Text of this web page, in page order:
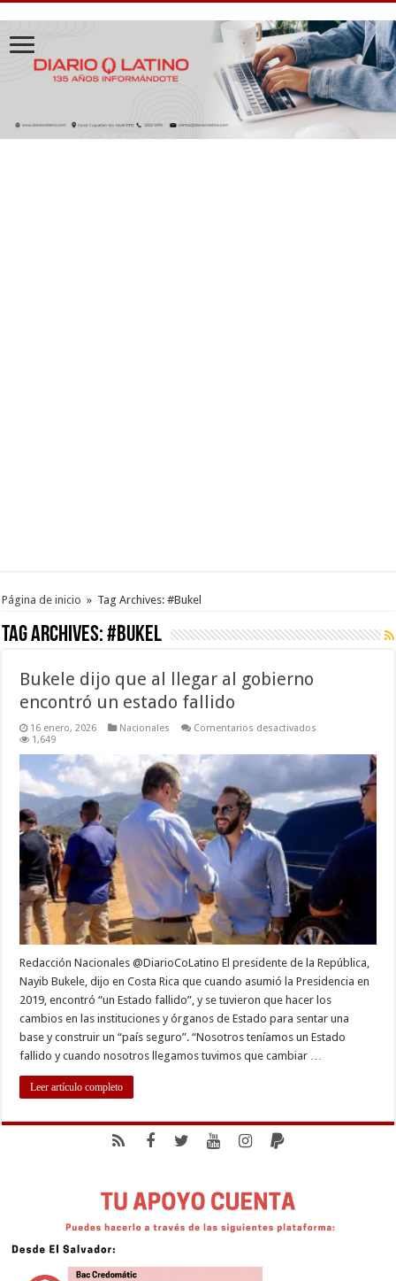
Página de inicio » Tag Archives: #Bukel
Tag Archives:#Bukel
Bukele dijo que al llegar al gobierno
encontró un estado fallido
16 enero, 2026 Nacionales Comentarios desactivados
llegar
al
gobierno
estado
fallido
1,649
Redacción Nacionales @DiarioCoLatino El presidente de la República,
Nayib Bukele, dijo en Costa Rica que cuando asumió la Presidencia en
2019, encontró “un Estado fallido”, y se tuvieron que hacer los
cambios en las instituciones y órganos de Estado para sentar una
base y construir un “país seguro”. “Nosotros teníamos un Estado
fallido y cuando nosotros llegamos tuvimos que cambiar …
Leer artículo completo